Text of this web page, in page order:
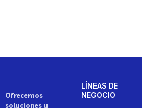
Ofrecemos
soluciones y
LÍNEAS DE
NEGOCIO